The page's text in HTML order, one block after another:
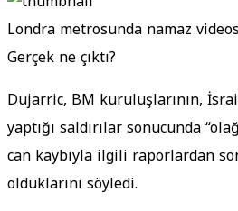
Londra metrosunda namaz
Gerçek ne çıktı?
Dujarric, BM kuruluşlarının,
yaptığı saldırılar sonucunda
can kaybıyla ilgili raporlardan
olduklarını söyledi.